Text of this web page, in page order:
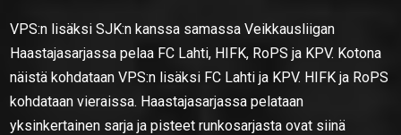
VPS:n lisäksi SJK:n kanssa samassa Veikkausliigan
Haastajasarjassa pelaa FC Lahti, HIFK, RoPS ja KPV. Kotona
näistä kohdataan VPS:n lisäksi FC Lahti ja KPV. HIFK ja RoPS
kohdataan vieraissa. Haastajasarjassa pelataan
yksinkertainen sarja ja pisteet runkosarjasta ovat siinä